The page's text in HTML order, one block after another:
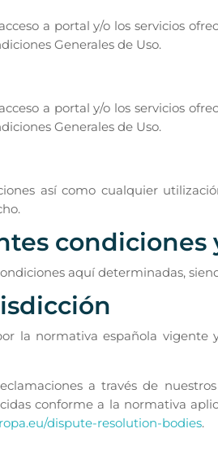
a portal y/o los servicios
Generales de Uso.
a portal y/o los servicios
Generales de Uso.
así como cualquier
condiciones
aquí determinadas,
la normativa española
a través de
conforme a la normativa
dispute-resolution-bodies.